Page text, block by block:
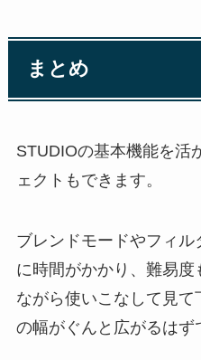
まとめ
STUDIOの基本機能を活
ェクトもできます。
ブレンドモードやフィ
に時間がかかり、難易
ながら使いこなして見
の幅がぐんと広がるはず